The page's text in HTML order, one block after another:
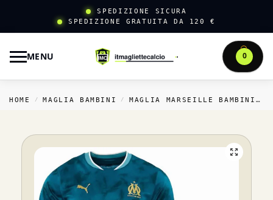
SPEDIZIONE SICURA
SPEDIZIONE GRATUITA DA 120 €
MENU 0
HOME / MAGLIA BAMBINI / MAGLIA MARSEILLE BAMBINI